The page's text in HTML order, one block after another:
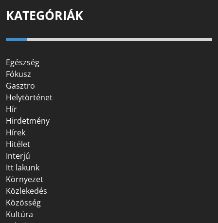
KATEGÓRIÁK
Egészség
Fókusz
Gasztro
Helytörténet
Hír
Hirdetmény
Hírek
Hitélet
Interjú
Itt lakunk
Környezet
Közlekedés
Közösség
Kultúra